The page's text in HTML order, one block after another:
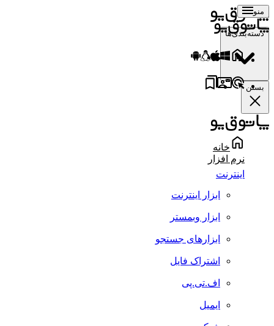
منو
دسته‌بندی‌ها
بستن
خانه
نرم افزار
اینترنت
ابزار اینترنت
ابزار وبمستر
ابزارهای جستجو
اشتراک فایل
اف.تی.پی
ایمیل